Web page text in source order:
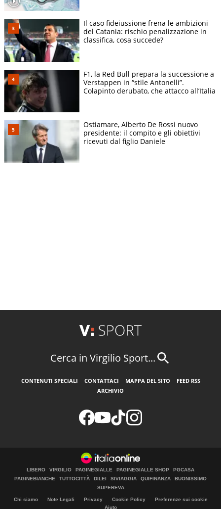
Il caso fideiussione frena le ambizioni
del Catania: rischio penalizzazione in
classifica, cosa succede?
F1, la Red Bull prepara la successione a
Verstappen in “stile Antonelli”.
Colapinto derubato, che attacco all’Italia
Ostiamare, Alberto De Rossi nuovo
presidente: il compito e gli obiettivi
ricevuti dal figlio Daniele
Cerca in Virgilio Sport...
CONTENUTI SPECIALI CONTATTACI MAPPA DEL SITO
FEED RSS
ARCHIVIO
LIBERO VIRGILIO PAGINEGIALLE PAGINEGIALLE SHOP
PGCASA
PAGINEBIANCHE
TUTTOCITTÀ DILEI SIVIAGGIA QUIFINANZA
BUONISSIMO
SUPEREVA
Chi siamo Note Legali Privacy Cookie Policy
Preferenze sui cookie
Aiuto